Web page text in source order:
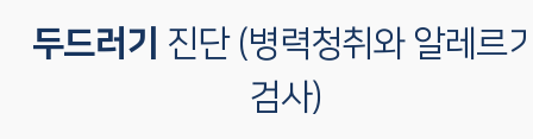
두드러기 진단 (병력청취와 알레르
검사)